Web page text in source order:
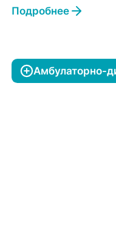
Подробнее
Амбулаторно-